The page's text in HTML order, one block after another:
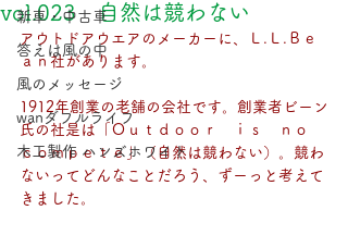
新車・中古車
答えは風の中
風のメッセージ
wanダフルライフ
木工製作 ハンズホワイト
vol.023 自然は競わない
アウトドアウエアのメーカーに、Ｌ.Ｌ.Ｂｅ
ａｎ社があります。
1912年創業の老舗の会社です。創業者ビーン
氏の社是は「Ｏｕｔｄｏｏｒ　ｉｓ　ｎｏ
ｃｏｍｐｅｔｅ」（自然は競わない）。競わ
ないってどんなことだろう、ずーっと考えて
きました。